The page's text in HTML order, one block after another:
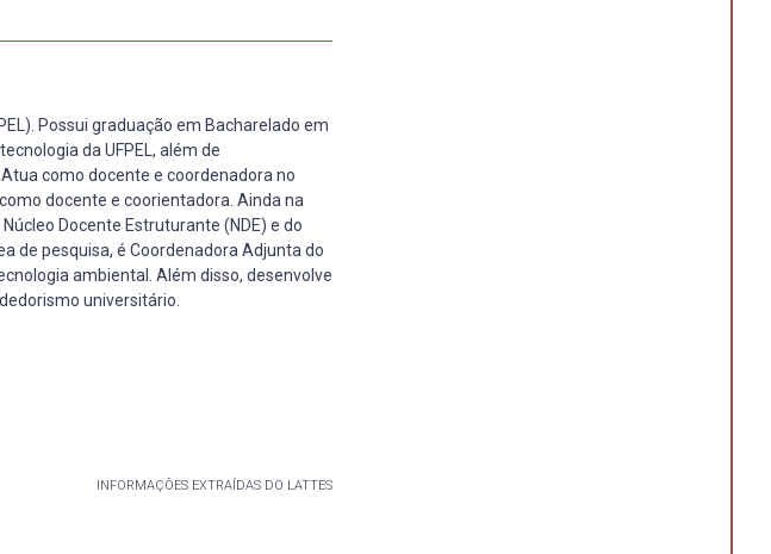
Possui graduação em Bacharelado em
da UFPEL, além de
como docente e coordenadora no
docente e coorientadora. Ainda na
Docente Estruturante (NDE) e do
de pesquisa, é Coordenadora Adjunta do
ambiental. Além disso, desenvolve
universitário.
INFORMAÇÕES EXTRAÍDAS DO LATTES